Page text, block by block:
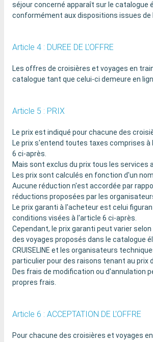
séjour concerné apparaît sur le catalogue
conformément aux dispositions issues de
Article 4 : DUREE DE L'OFFRE
Les offres de croisières et voyages en
catalogue tant que celui-ci demeure en
Article 5 : PRIX
Le prix est indiqué pour chacune des
Le prix s'entend toutes taxes comprises
6 ci-après.
Mais sont exclus du prix tous les services
Les prix sont calculés en fonction d'un
Aucune réduction n'est accordée par
réductions proposées par les
Le prix garanti à l'acheteur est celui
conditions visées à l'article 6 ci-après.
Cependant, le prix garanti peut varier
des voyages proposés dans le catalogue
CRUISELINE et les organisateurs
particulier pour des raisons tenant au prix
Des frais de modification ou d'annulation
propres frais.
Article 6 : ACCEPTATION DE L'OFFRE
Pour chacune des croisières et voyages